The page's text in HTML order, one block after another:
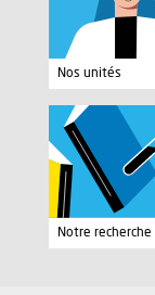
Nos unités
Notre recherche